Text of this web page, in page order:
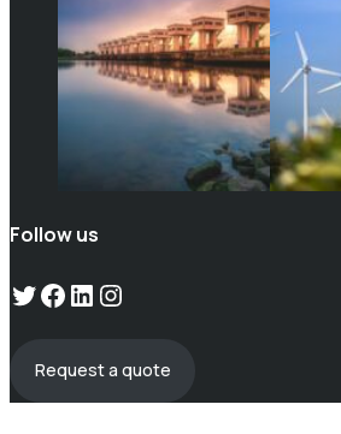
Follow us
Twitter
Facebook
LinkedIn
Instagram
Request a quote